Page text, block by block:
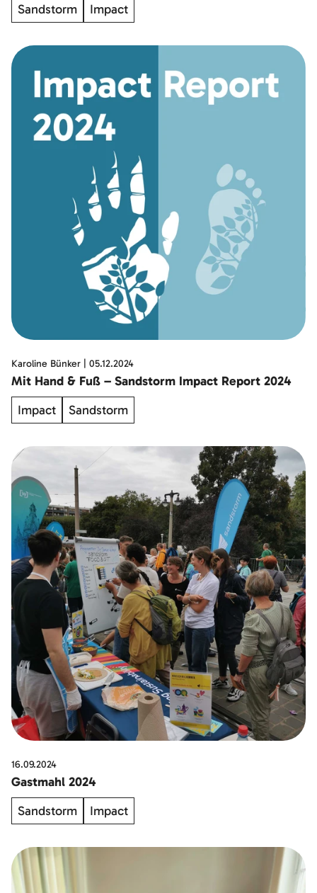
Sandstorm
Impact
Karoline Bünker 05.12.2024
Mit Hand & Fuß – Sandstorm Impact Report 2024
Impact
Sandstorm
16.09.2024
Gastmahl 2024
Sandstorm
Impact